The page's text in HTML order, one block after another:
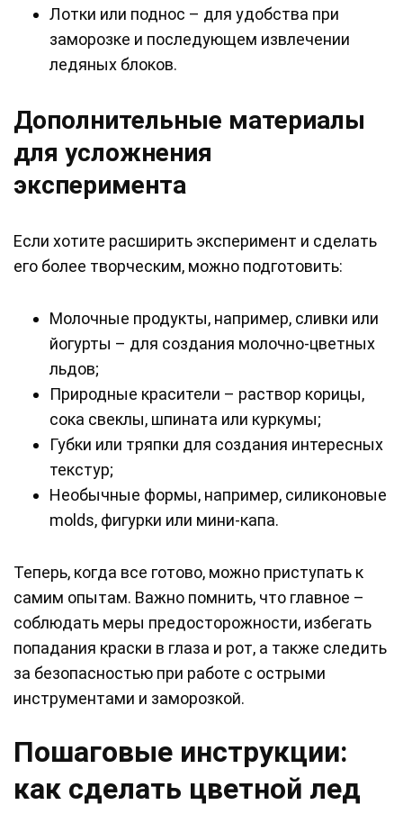
Лотки или поднос – для удобства при
заморозке и последующем извлечении
ледяных блоков.
Дополнительные материалы
для усложнения
эксперимента
Если хотите расширить эксперимент и сделать
его более творческим, можно подготовить:
Молочные продукты, например, сливки или
йогурты – для создания молочно-цветных
льдов;
Природные красители – раствор корицы,
сока свеклы, шпината или куркумы;
Губки или тряпки для создания интересных
текстур;
Необычные формы, например, силиконовые
molds, фигурки или мини-капа.
Теперь, когда все готово, можно приступать к
самим опытам. Важно помнить, что главное –
соблюдать меры предосторожности, избегать
попадания краски в глаза и рот, а также следить
за безопасностью при работе с острыми
инструментами и заморозкой.
Пошаговые инструкции:
как сделать цветной лед